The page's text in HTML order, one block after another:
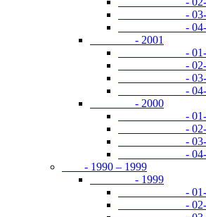
- 03-
- 04-
- 2001
- 01-
- 02-
- 03-
- 04-
- 2000
- 01-
- 02-
- 03-
- 04-
- 1990 – 1999
- 1999
- 01-
- 02-